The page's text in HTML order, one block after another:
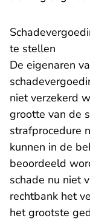
te stellen
De eigenaren
niet verzekerd
grootte van de
strafprocedure
kunnen in de
beoordeeld
schade nu niet
rechtbank het
het grootste